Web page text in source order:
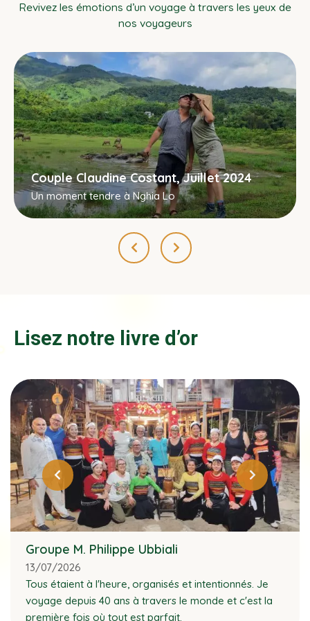
Revivez les émotions d’un voyage à travers les yeux de
nos voyageurs
Couple Claudine Costant, Juillet 2024
Un moment tendre à Nghia Lo
Lisez notre livre d’or
Groupe M. Philippe Ubbiali
13/07/2026
Tous étaient à l'heure, organisés et intentionnés. Je
voyage depuis 40 ans à travers le monde et c'est la
première fois où tout est parfait.